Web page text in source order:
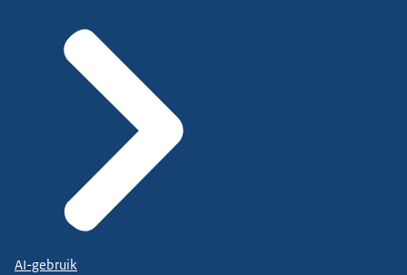
AI-gebruik